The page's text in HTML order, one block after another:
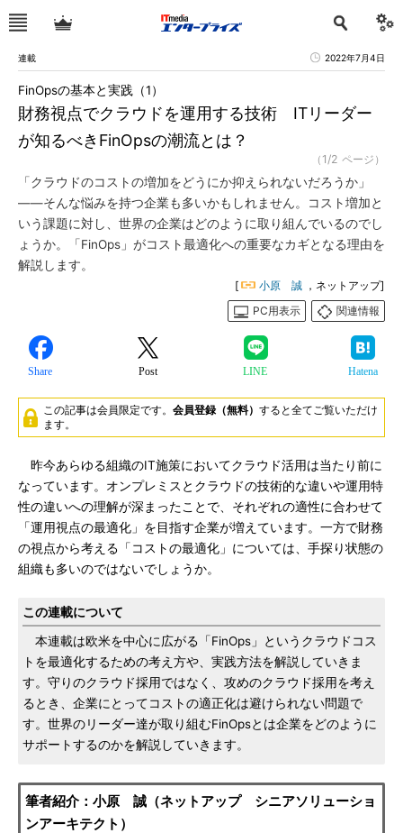
連載 2022年7月4日
財務視点でクラウドを運用する技術 ITリーダー
が知るべきFinOpsの潮流とは？
FinOpsの基本と実践（1）
（1/2 ページ）
「クラウドのコストの増加をどうにか抑えられないだろうか」
――そんな悩みを持つ企業も多いかもしれません。コスト増加と
いう課題に対し、世界の企業はどのように取り組んでいるのでし
ょうか。「FinOps」がコスト最適化への重要なカギとなる理由を
解説します。
[ 小原 誠 ，ネットアップ]
PC用表示
関連情報
Share Post LINE Hatena
この記事は会員限定です。 会員登録（無料） すると全てご覧いただけ
ます。
昨今あらゆる組織のIT施策においてクラウド活用は当たり前に
なっています。オンプレミスとクラウドの技術的な違いや運用特
性の違いへの理解が深まったことで、それぞれの適性に合わせて
「運用視点の最適化」を目指す企業が増えています。一方で財務
の視点から考える「コストの最適化」については、手探り状態の
組織も多いのではないでしょうか。
この連載について
本連載は欧米を中心に広がる「FinOps」というクラウドコス
トを最適化するための考え方や、実践方法を解説していきま
す。守りのクラウド採用ではなく、攻めのクラウド採用を考え
るとき、企業にとってコストの適正化は避けられない問題で
す。世界のリーダー達が取り組むFinOpsとは企業をどのように
サポートするのかを解説していきます。
筆者紹介：小原 誠（ネットアップ シニアソリューショ
ンアーキテクト）